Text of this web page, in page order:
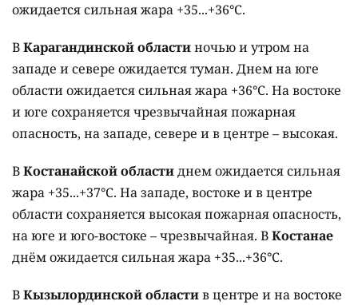
ожидается сильная жара +35...+36°C.
ВКарагандинской областиночью и утром на
западе и севере ожидается туман. Днем на юге
области ожидается сильная жара +36°C. На востоке
и юге сохраняется чрезвычайная пожарная
опасность, на западе, севере и в центре – высокая.
ВКостанайской областиднем ожидается сильная
жара +35...+37°C. На западе, востоке и в центре
области сохраняется высокая пожарная опасность,
на юге и юго-востоке – чрезвычайная. ВКостанае
днём ожидается сильная жара +35...+36°C.
ВКызылординской областив центре и на востоке